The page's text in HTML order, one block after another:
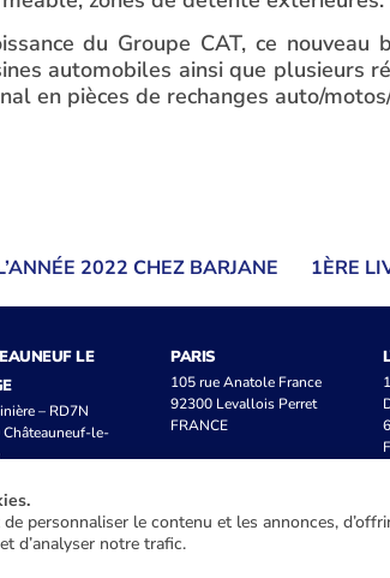
du Groupe CAT, ce
automobiles ainsi que plusieurs
en pièces de rechanges auto/
2022 CHEZ BARJANE
LE
– RD7N
Châteauneuf-le-
PARIS
105 rue Anatole France
92300 Levallois Perret
FRANCE
personnaliser le contenu et les annonces,
d’analyser notre trafic.